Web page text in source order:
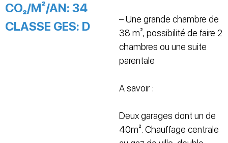
CO₂/M²/AN: 34
CLASSE GES: D
– Une grande chambre de
38 m², possibilité de faire 2
chambres ou une suite
parentale
A savoir :
Deux garages dont un de
40m². Chauffage centrale